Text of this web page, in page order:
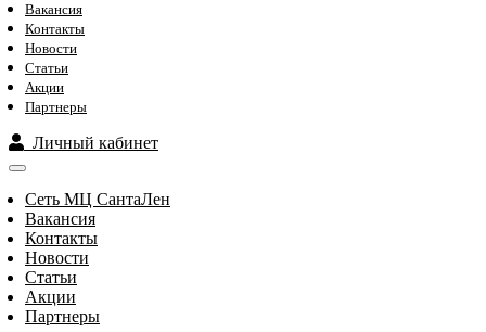
Вакансия
Контакты
Новости
Статьи
Акции
Партнеры
Личный кабинет
Сеть МЦ СантаЛен
Вакансия
Контакты
Новости
Статьи
Акции
Партнеры